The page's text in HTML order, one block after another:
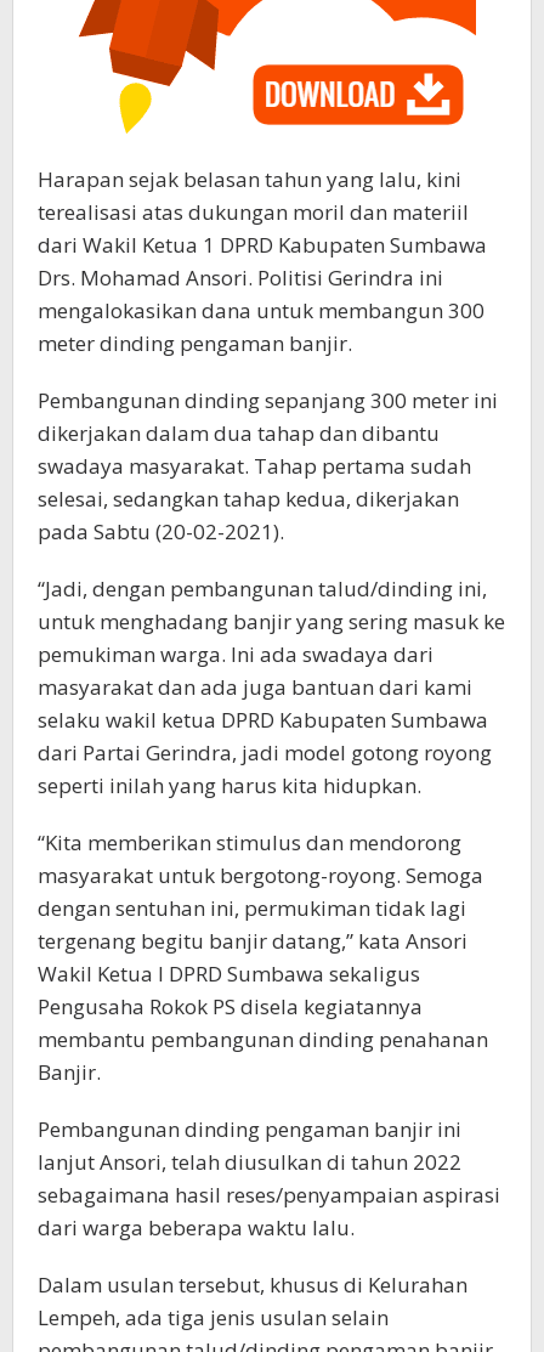
Harapan sejak belasan tahun yang lalu, kini
terealisasi atas dukungan moril dan materiil
dari Wakil Ketua 1 DPRD Kabupaten Sumbawa
Drs. Mohamad Ansori. Politisi Gerindra ini
mengalokasikan dana untuk membangun 300
meter dinding pengaman banjir.
Pembangunan dinding sepanjang 300 meter ini
dikerjakan dalam dua tahap dan dibantu
swadaya masyarakat. Tahap pertama sudah
selesai, sedangkan tahap kedua, dikerjakan
pada Sabtu (20-02-2021).
“Jadi, dengan pembangunan talud/dinding ini,
untuk menghadang banjir yang sering masuk ke
pemukiman warga. Ini ada swadaya dari
masyarakat dan ada juga bantuan dari kami
selaku wakil ketua DPRD Kabupaten Sumbawa
dari Partai Gerindra, jadi model gotong royong
seperti inilah yang harus kita hidupkan.
“Kita memberikan stimulus dan mendorong
masyarakat untuk bergotong-royong. Semoga
dengan sentuhan ini, permukiman tidak lagi
tergenang begitu banjir datang,” kata Ansori
Wakil Ketua I DPRD Sumbawa sekaligus
Pengusaha Rokok PS disela kegiatannya
membantu pembangunan dinding penahanan
Banjir.
Pembangunan dinding pengaman banjir ini
lanjut Ansori, telah diusulkan di tahun 2022
sebagaimana hasil reses/penyampaian aspirasi
dari warga beberapa waktu lalu.
Dalam usulan tersebut, khusus di Kelurahan
Lempeh, ada tiga jenis usulan selain